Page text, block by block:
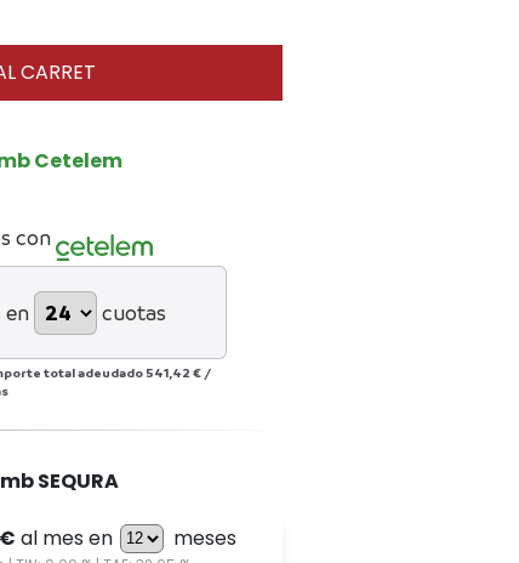
CARRET
Cetelem
con
en cuotas
total adeudado 541,42 €/
SEQURA